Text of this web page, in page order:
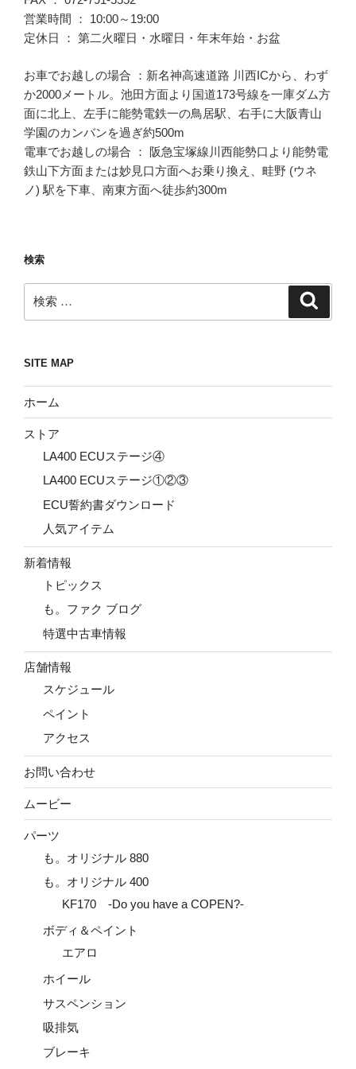
営業時間 ： 10:00～19:00
定休日 ： 第二火曜日・水曜日・年末年始・お盆
お車でお越しの場合 ：新名神高速道路 川西ICから、わず
か2000メートル。池田方面より国道173号線を一庫ダム方
面に北上、左手に能勢電鉄一の鳥居駅、右手に大阪青山
学園のカンバンを過ぎ約500m
電車でお越しの場合 ： 阪急宝塚線川西能勢口より能勢電
鉄山下方面または妙見口方面へお乗り換え、畦野 (ウネ
ノ) 駅を下車、南東方面へ徒歩約300m
検索
索:
SITE MAP
ホーム
ストア
LA400 ECUステージ④
LA400 ECUステージ①②③
ECU誓約書ダウンロード
人気アイテム
新着情報
トピックス
も。ファク ブログ
特選中古車情報
店舗情報
スケジュール
ペイント
アクセス
お問い合わせ
ムービー
パーツ
も。オリジナル 880
も。オリジナル 400
KF170 -Do you have a COPEN?-
ボディ＆ペイント
エアロ
ホイール
サスペンション
吸排気
ブレーキ